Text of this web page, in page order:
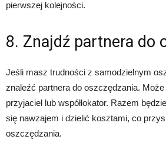
pierwszej kolejności.
8. Znajdź partnera do
Jeśli masz trudności z samodzielnym
znaleźć partnera do oszczędzania. Może
przyjaciel lub współlokator. Razem
się nawzajem i dzielić kosztami, co
oszczędzania.